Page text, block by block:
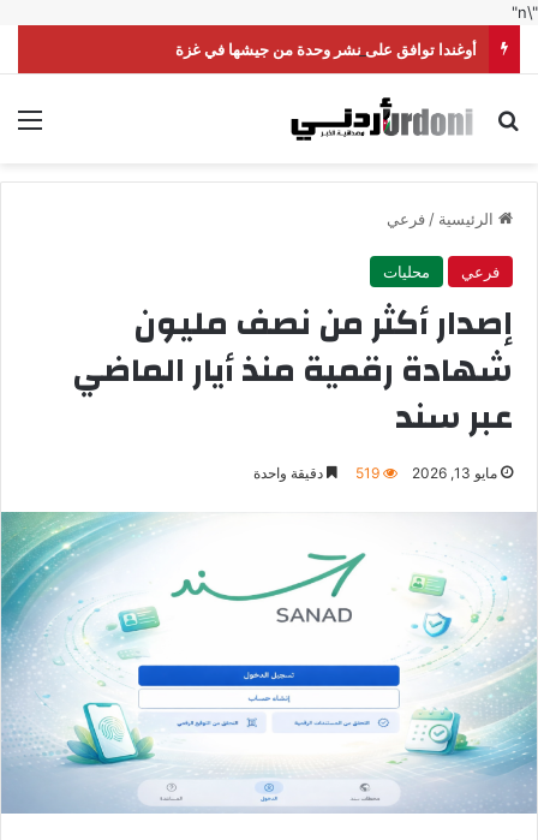
"\n"
أوغندا توافق على نشر وحدة من جيشها في غزة
بحث عن
الرئيسية /فرعي
فرعي محليات
إصدار أكثر من نصف مليون
شهادة رقمية منذ أيار الماضي
عبر سند
مايو 13, 2026 519 دقيقة واحدة